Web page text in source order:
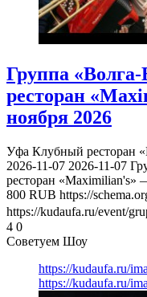
Группа
ресторан
ноября 2026
Уфа Клубный ресторан
2026-11-07 2026-11-07
ресторан «Maximilian's»
800 RUB https://
https://kudaufa.ru/event/
4 0
Советуем Шоу
https://kudaufa.ru/
https://kudaufa.ru/